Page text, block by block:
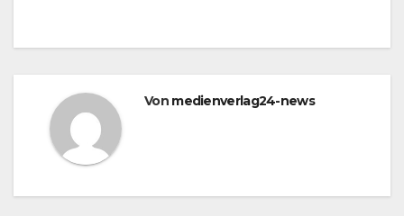
Von medienverlag24-news